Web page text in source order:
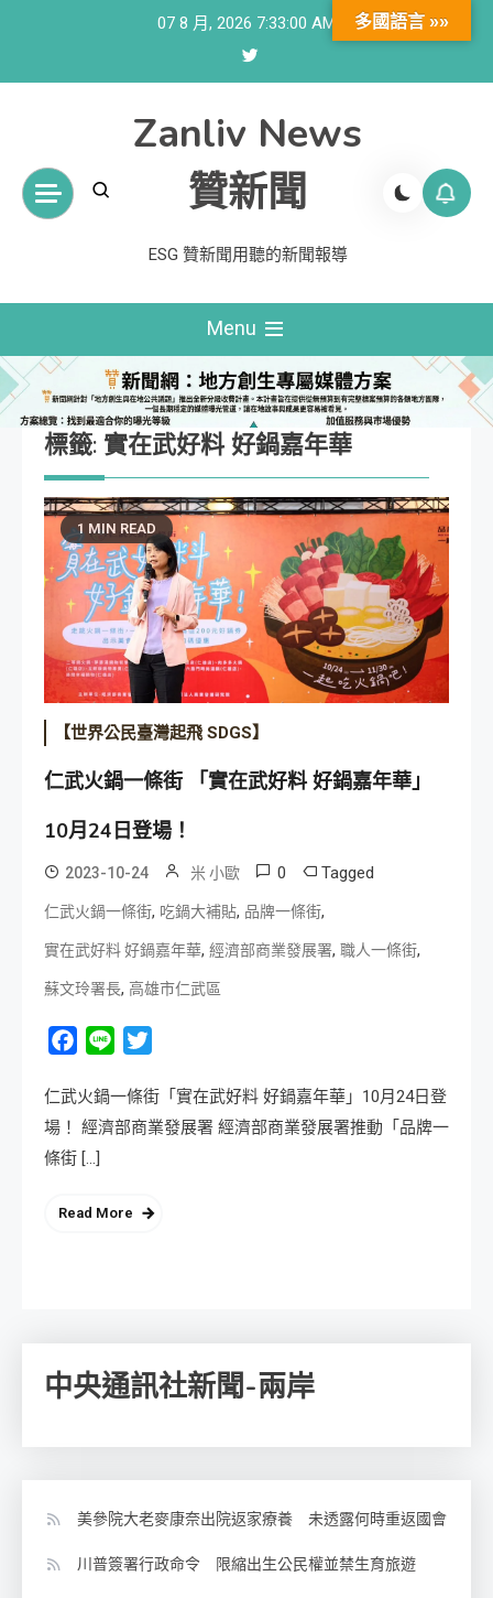
07 8 月, 2026 7:33:01 AM
Zanliv News
贊新聞
ESG 贊新聞用聽的新聞報導
Menu
標籤: 實在武好料 好鍋嘉年華
1 MIN READ
【世界公民臺灣起飛 SDGS】
仁武火鍋一條街 「實在武好料 好鍋嘉年華」
10月24日登場！
2023-10-24 米 小歐 0 Tagged
仁武火鍋一條街, 吃鍋大補貼, 品牌一條街,
實在武好料 好鍋嘉年華, 經濟部商業發展署, 職人一條街,
蘇文玲署長, 高雄市仁武區
Facebook
Line
仁武火鍋一條街「實在武好料 好鍋嘉年華」10月24日登
場！ 經濟部商業發展署 經濟部商業發展署推動「品牌一
條街 […]
Read More
中央通訊社新聞-兩岸
美參院大老麥康奈出院返家療養 未透露何時重返國會
川普簽署行政命令 限縮出生公民權並禁生育旅遊
多國語言 »»